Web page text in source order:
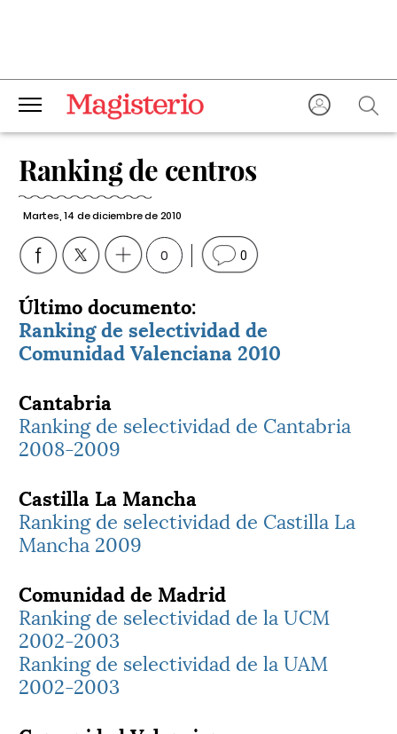
Ranking de centros
Martes, 14 de diciembre de 2010
0 0
Último documento:
Ranking de selectividad de
Comunidad Valenciana 2010
Cantabria
Ranking de selectividad de Cantabria
2008-2009
Castilla La Mancha
Ranking de selectividad de Castilla La
Mancha 2009
Comunidad de Madrid
Ranking de selectividad de la UCM
2002-2003
Ranking de selectividad de la UAM
2002-2003